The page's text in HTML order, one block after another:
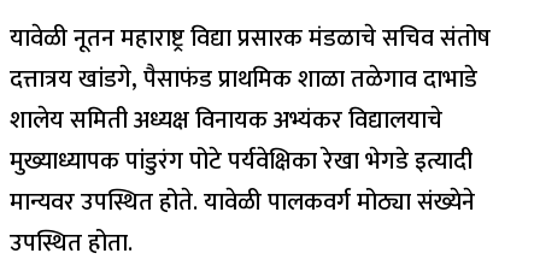
यावेळी नूतन महाराष्ट्र विद्या प्रसारक मंडळाचे सचिव संतोष
दत्तात्रय खांडगे, पैसाफंड प्राथमिक शाळा तळेगाव दाभाडे
शालेय समिती अध्यक्ष विनायक अभ्यंकर विद्यालयाचे
मुख्याध्यापक पांडुरंग पोटे पर्यवेक्षिका रेखा भेगडे इत्यादी
मान्यवर उपस्थित होते. यावेळी पालकवर्ग मोठ्या संख्येने
उपस्थित होता.